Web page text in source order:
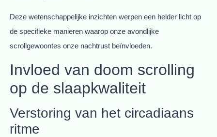
Deze wetenschappelijke inzichten werpen een helder licht op
de specifieke manieren waarop onze avondlijke
scrollgewoontes onze nachtrust beïnvloeden.
Invloed van doom scrolling
op de slaapkwaliteit
Verstoring van het circadiaans
ritme